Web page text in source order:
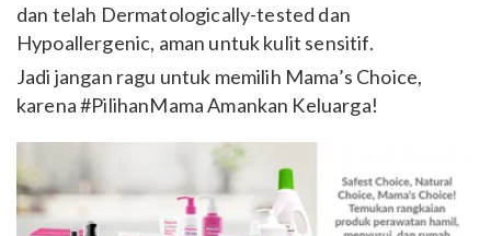
dan telah Dermatologically-tested dan
Hypoallergenic, aman untuk kulit sensitif.
Jadi jangan ragu untuk memilih Mama’s Choice,
karena #PilihanMama Amankan Keluarga!